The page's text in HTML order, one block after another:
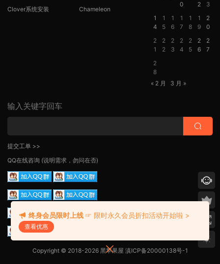
Clover系统安装 Chameleon
0
2
3
1
4
1
5
1
6
1
7
1
8
1
9
2
0
2
1
2
2
2
3
2
4
2
5
2
6
2
7
2
8
« 2 月
3 月 »
输入关键字回车
提交工单 >>
QQ在线咨询 (说明需求，勿问在否)
Copyright © 2018-2026 黑苹果屋 滇ICP备20000138号-1
终身会员限时上线 ☞ 限时永久会员折扣活动开始啦 >
查看优惠